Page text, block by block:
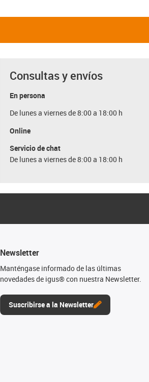
Consultas y envíos
En persona
De lunes a viernes de 8:00 a 18:00 h
Online
Servicio de chat
De lunes a viernes de 8:00 a 18:00 h
Newsletter
Manténgase informado de las últimas
novedades de igus® con nuestra Newsletter.
Suscribirse a la Newsletter